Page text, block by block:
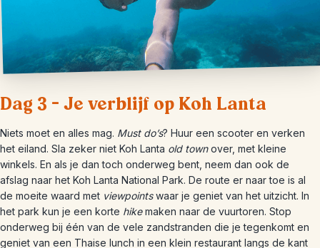
Dag 3 – Je verblijf op Koh Lanta
Niets moet en alles mag. Must do’s? Huur een scooter en verken
het eiland. Sla zeker niet Koh Lanta old townover, met kleine
winkels. En als je dan toch onderweg bent, neem dan ook de
afslag naar het Koh Lanta National Park. De route er naar toe is al
de moeite waard met viewpointswaar je geniet van het uitzicht. In
het park kun je een korte hikemaken naar de vuurtoren. Stop
onderweg bij één van de vele zandstranden die je tegenkomt en
geniet van een Thaise lunch in een klein restaurant langs de kant